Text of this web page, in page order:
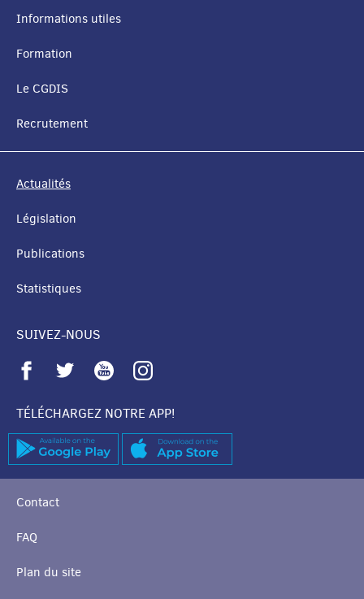
MENU
DE
Informations utiles
Formation
Le CGDIS
Recrutement
Actualités
Législation
Publications
Statistiques
SUIVEZ-NOUS
TÉLÉCHARGEZ NOTRE APP!
Contact
FAQ
Plan du site